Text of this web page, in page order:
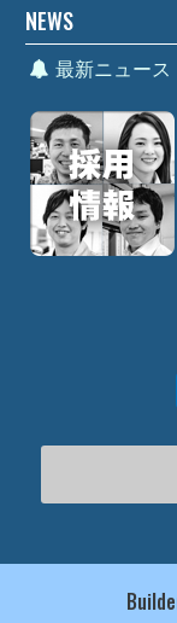
NEWS
最新ニュース